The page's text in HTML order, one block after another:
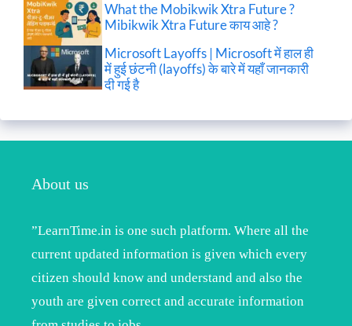
What the Mobikwik Xtra Future ?
Mibikwik Xtra Future काय आहे ?
Microsoft Layoffs | Microsoft में हाल ही
में हुई छंटनी (layoffs) के बारे में यहाँ जानकारी
दी गई है
About us
”LearnTime.in is one such platform. Where all the
current updated information is given which every
citizen should know and understand and also the
youth are given correct and accurate information